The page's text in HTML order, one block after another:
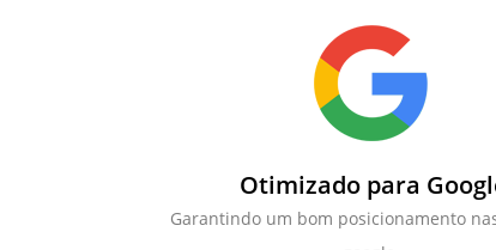
Otimizado para
Garantindo um bom posicionamento